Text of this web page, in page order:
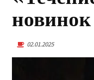
02.01.2025